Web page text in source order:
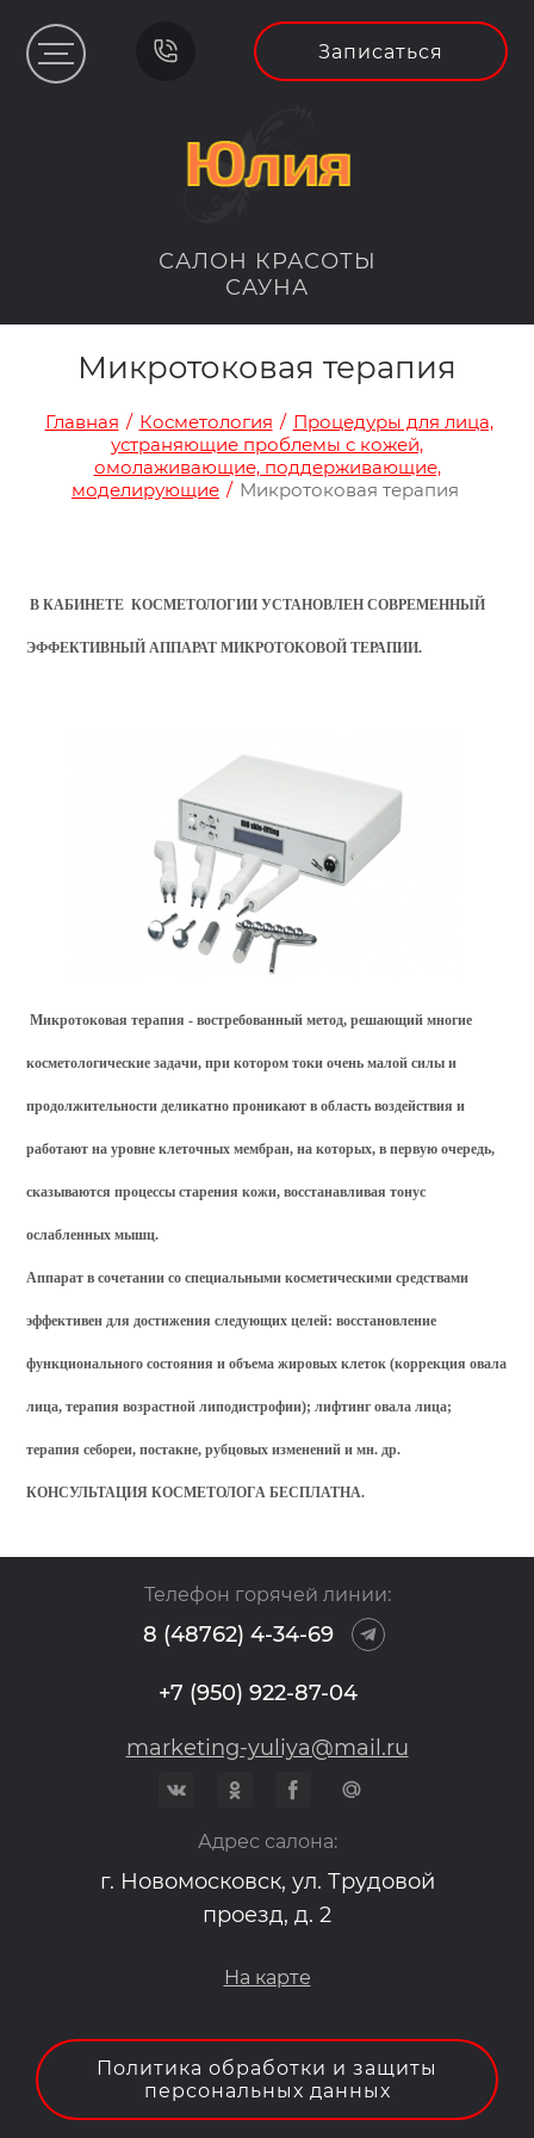
САЛОН КРАСОТЫ
САУНА
Записаться
Микротоковая терапия
Главная / Косметология / Процедуры для лица,
устраняющие проблемы с кожей,
омолаживающие, поддерживающие,
моделирующие / Микротоковая терапия
В КАБИНЕТЕ КОСМЕТОЛОГИИ УСТАНОВЛЕН СОВРЕМЕННЫЙ
ЭФФЕКТИВНЫЙ АППАРАТ МИКРОТОКОВОЙ ТЕРАПИИ.
Микротоковая терапия - востребованный метод, решающий многие
косметологические задачи, при котором токи очень малой силы и
продолжительности деликатно проникают в область воздействия и
работают на уровне клеточных мембран, на которых, в первую очередь,
сказываются процессы старения кожи, восстанавливая тонус
ослабленных мышц.
Аппарат в сочетании со специальными косметическими средствами
эффективен для достижения следующих целей: восстановление
функционального состояния и объема жировых клеток (коррекция овала
лица, терапия возрастной липодистрофии); лифтинг овала лица;
терапия себореи, постакне, рубцовых изменений и мн. др.
КОНСУЛЬТАЦИЯ КОСМЕТОЛОГА БЕСПЛАТНА.
Телефон горячей линии:
8 (48762) 4-34-69
+7 (950) 922-87-04
marketing-yuliya@mail.ru
Адрес салона:
г. Новомосковск, ул. Трудовой
проезд, д. 2
На карте
Политика обработки и защиты
персональных данных